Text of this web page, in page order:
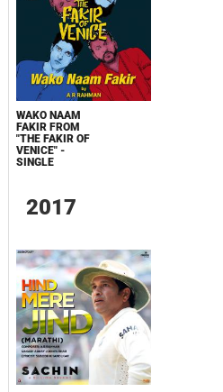
WAKO NAAM
FAKIR FROM
"THE FAKIR OF
VENICE" -
SINGLE
2017